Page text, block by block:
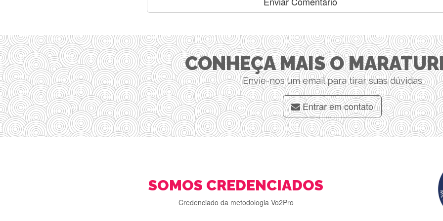
CONHEÇA MAIS O
Envie-nos um email para tirar suas dúvidas
Entrar em contato
SOMOS CREDENCIADOS
Credenciado da metodologia Vo2Pro